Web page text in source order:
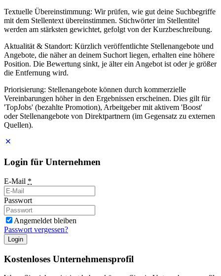
Textuelle Übereinstimmung: Wir prüfen, wie gut deine Suchbegriffe
mit dem Stellentext übereinstimmen. Stichwörter im Stellentitel
werden am stärksten gewichtet, gefolgt von der Kurzbeschreibung.
Aktualität & Standort: Kürzlich veröffentlichte Stellenangebote und
Angebote, die näher an deinem Suchort liegen, erhalten eine höhere
Position. Die Bewertung sinkt, je älter ein Angebot ist oder je größer
die Entfernung wird.
Priorisierung: Stellenangebote können durch kommerzielle
Vereinbarungen höher in den Ergebnissen erscheinen. Dies gilt für
'TopJobs' (bezahlte Promotion), Arbeitgeber mit aktivem 'Boost'
oder Stellenangebote von Direktpartnern (im Gegensatz zu externen
Quellen).
Login für Unternehmen
E-Mail *
Passwort
Angemeldet bleiben
Passwort vergessen?
Login
Kostenloses Unternehmensprofil